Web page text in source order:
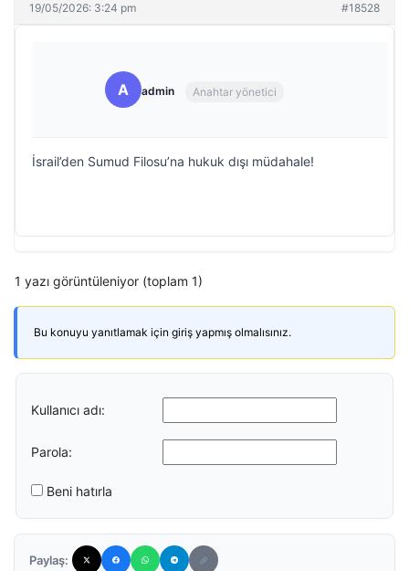
19/05/2026: 3:24 pm #18528
A admin Anahtar yönetici
İsrail’den Sumud Filosu’na hukuk dışı müdahale!
1 yazı görüntüleniyor (toplam 1)
Bu konuyu yanıtlamak için giriş yapmış olmalısınız.
Kullanıcı adı:
Parola:
Beni hatırla
Paylaş: